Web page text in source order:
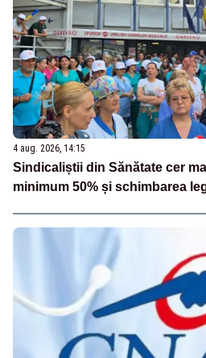
4 aug. 2026, 14:15
Sindicaliștii din Sănătate cer
minimum 50% și schimbarea